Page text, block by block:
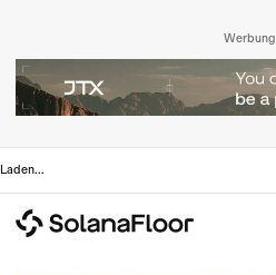
Werbung
Laden...